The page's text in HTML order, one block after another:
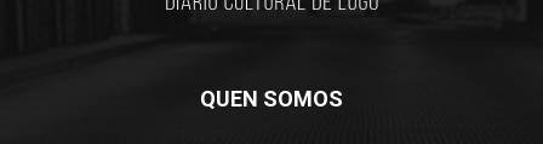
QUEN SOMOS